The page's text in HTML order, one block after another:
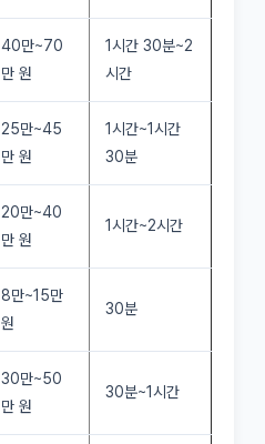
40만~70
만 원
1시간 30분~2
시간
25만~45
만 원
1시간~1시간
30분
20만~40
만 원
1시간~2시간
8만~15만
원
30분
30만~50
만 원
30분~1시간